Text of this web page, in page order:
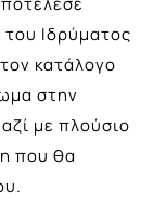
Ιδρύματος
κατάλογο
στην
με πλούσιο
που θα